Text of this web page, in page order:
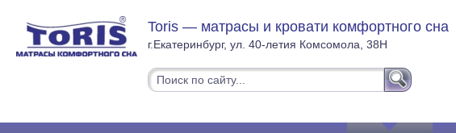
Toris — матрасы и кровати комфортного сна
г.Екатеринбург, ул. 40-летия Комсомола, 38Н